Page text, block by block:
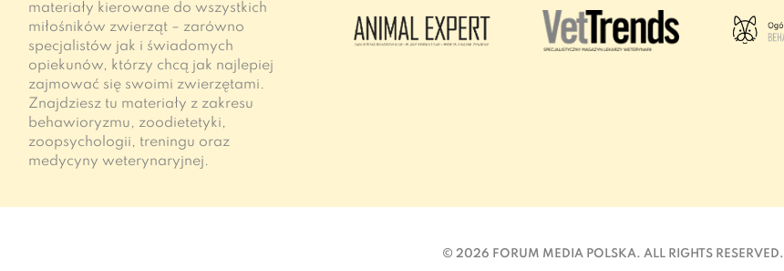
materiały kierowane do wszystkich
miłośników zwierząt – zarówno
specjalistów jak i świadomych
opiekunów, którzy chcą jak najlepiej
zajmować się swoimi zwierzętami.
Znajdziesz tu materiały z zakresu
behawioryzmu, zoodietetyki,
zoopsychologii, treningu oraz
medycyny weterynaryjnej.
© 2026 FORUM MEDIA POLSKA. ALL RIGHTS RESERVED.